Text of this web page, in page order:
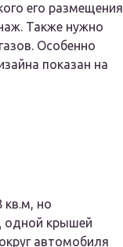
его размещения
Также нужно
Особенно
показан на
кв.м, но
одной крышей
автомобиля